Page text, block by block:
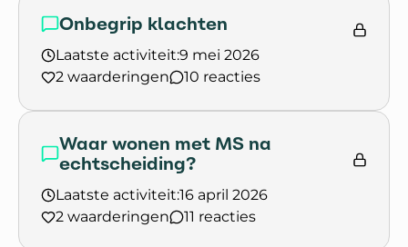
Onbegrip klachten
Laatste activiteit:9 mei 2026
2 waarderingen
10 reacties
Waar wonen met MS na
echtscheiding?
Laatste activiteit:16 april 2026
2 waarderingen
11 reacties
Lees het gesprek `Waar wonen met MS na